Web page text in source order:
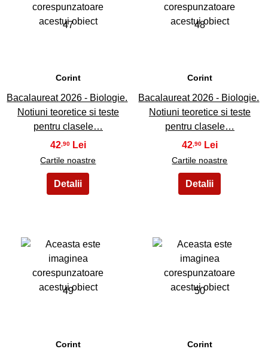
47
Corint
Bacalaureat 2026 - Biologie.
Notiuni teoretice si teste
pentru clasele…
42 ,90
Cartile noastre
48
Corint
Bacalaureat 2026 - Biologie.
Notiuni teoretice si teste
pentru clasele…
42 ,90
Cartile noastre
49
Corint
50
Corint